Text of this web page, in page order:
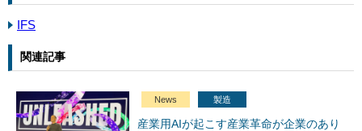
IFS
関連記事
News 製造
産業用AIが起こす産業革命が企業のあり